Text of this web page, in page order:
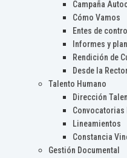
Campaña
Cómo Vamos
Entes de control
Informes y
Rendición de
Desde la
Talento Humano
Dirección
Convocatorias
Lineamientos
Constancia
Gestión Documental